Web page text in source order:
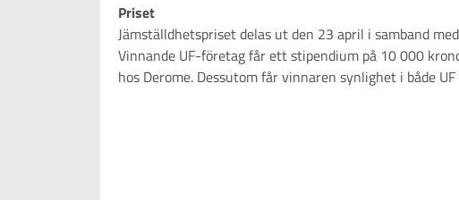
Priset
Jämställdhetspriset delas ut den 23 april i samband
Vinnande UF-företag får ett stipendium på 10 000
hos Derome. Dessutom får vinnaren synlighet i både